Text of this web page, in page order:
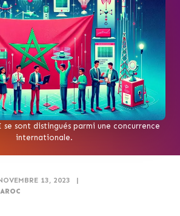
se sont distingués parmi une concurrence
internationale.
13, 2023
|